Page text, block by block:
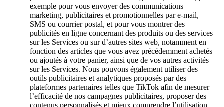
exemple pour vous envoyer des communications
marketing, publicitaires et promotionnelles par e-mail,
SMS ou courrier postal, et pour vous montrer des
publicités en ligne concernant des produits ou des services
sur les Services ou sur d’autres sites web, notamment en
fonction des articles que vous avez précédemment achetés
ou ajoutés à votre panier, ainsi que de vos autres activités
sur les Services. Nous pouvons également utiliser des
outils publicitaires et analytiques proposés par des
plateformes partenaires telles que TikTok afin de mesurer
l’efficacité de nos campagnes publicitaires, proposer des
contenus personnalisés et mieux comprendre l’utilisation